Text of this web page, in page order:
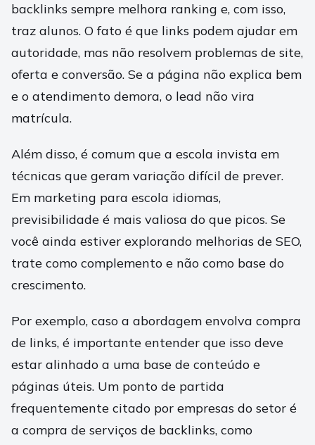
backlinks sempre melhora ranking e, com isso,
traz alunos. O fato é que links podem ajudar em
autoridade, mas não resolvem problemas de site,
oferta e conversão. Se a página não explica bem
e o atendimento demora, o lead não vira
matrícula.
Além disso, é comum que a escola invista em
técnicas que geram variação difícil de prever.
Em marketing para escola idiomas,
previsibilidade é mais valiosa do que picos. Se
você ainda estiver explorando melhorias de SEO,
trate como complemento e não como base do
crescimento.
Por exemplo, caso a abordagem envolva compra
de links, é importante entender que isso deve
estar alinhado a uma base de conteúdo e
páginas úteis. Um ponto de partida
frequentemente citado por empresas do setor é
a compra de serviços de backlinks, como